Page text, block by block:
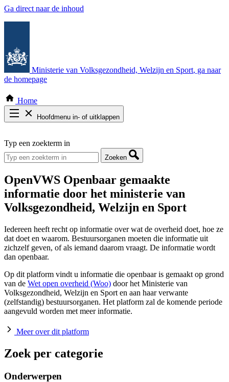
Ga direct naar de inhoud
Ministerie van Volksgezondheid, Welzijn en Sport, ga naar
de homepage
Home
Hoofdmenu in- of uitklappen
Thema COVID-19
Bekijk per bestuursorgaan
Typ een zoekterm in
Zoeken
OpenVWS Openbaar gemaakte
informatie door het ministerie van
Volksgezondheid, Welzijn en Sport
Iedereen heeft recht op informatie over wat de overheid doet, hoe ze
dat doet en waarom. Bestuursorganen moeten die informatie uit
zichzelf geven, of als iemand daarom vraagt. De informatie wordt
dan openbaar.
Op dit platform vindt u informatie die openbaar is gemaakt op grond
van de Wet open overheid (Woo) door het Ministerie van
Volksgezondheid, Welzijn en Sport en aan haar verwante
(zelfstandig) bestuursorganen. Het platform zal de komende periode
aangevuld worden met meer informatie.
Meer over dit platform
Zoek per categorie
Onderwerpen